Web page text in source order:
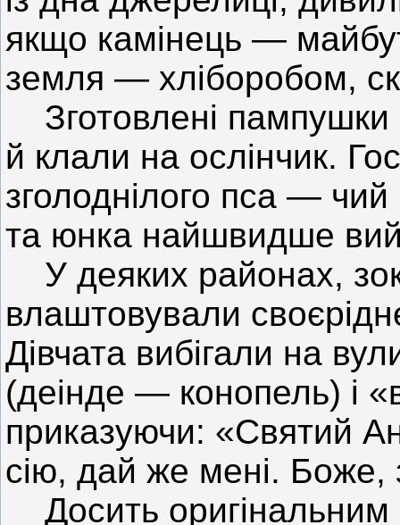
якщо камінець —
земля — хліборобом,
Зготовлені пампушки
й клали на ослінчик.
зголоднілого пса —
та юнка найшвидше
У деяких районах,
влаштовували
Дівчата вибігали на
(деінде — конопель) і
приказуючи: «Святий
сію, дай же мені. Боже,
Досить оригінальним